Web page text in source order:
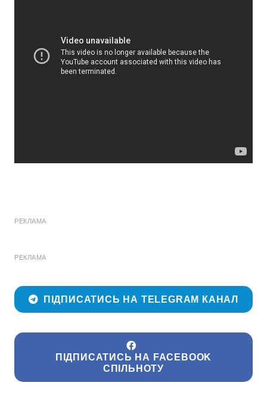
РЕКЛАМА
РЕКЛАМА
ПІДПИСАТИСЬ НА TELEGRAM КАНАЛ
ПІДПИСАТИСЬ НА FACEBOOK
СПІЛЬНОТУ